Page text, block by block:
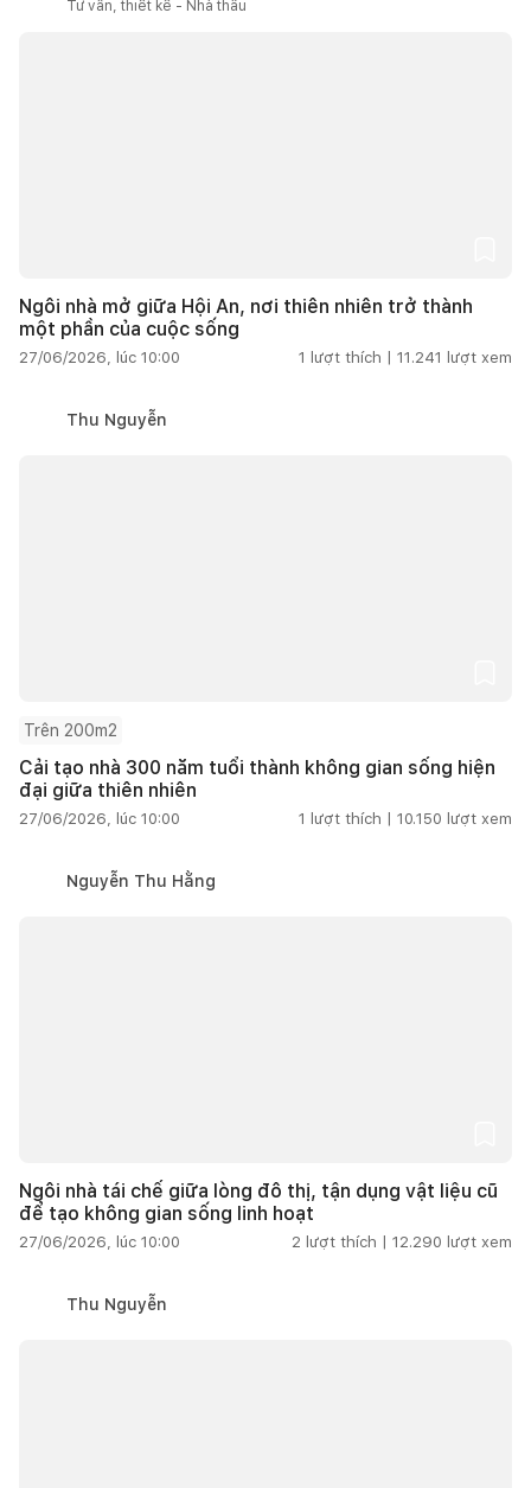
Tư vấn, thiết kế - Nhà thầu
Ngôi nhà mở giữa Hội An, nơi thiên nhiên trở thành
một phần của cuộc sống
27/06/2026, lúc 10:00 1 lượt thích | 11.241 lượt xem
Thu Nguyễn
Trên 200m2
Cải tạo nhà 300 năm tuổi thành không gian sống hiện
đại giữa thiên nhiên
27/06/2026, lúc 10:00 1 lượt thích | 10.150 lượt xem
Nguyễn Thu Hằng
Ngôi nhà tái chế giữa lòng đô thị, tận dụng vật liệu cũ
để tạo không gian sống linh hoạt
27/06/2026, lúc 10:00 2 lượt thích | 12.290 lượt xem
Thu Nguyễn